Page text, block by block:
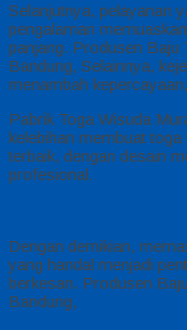
Selanjutnya, pelayanan
pengalaman
panjang. Produsen Baju
Bandung, Selainnya,
menambah
Pabrik Toga Wisuda
kelebihan membuat
terbaik, dengan desain
profesional.
Dengan demikian,
yang handal menjadi
berkesan. Produsen
Bandung,